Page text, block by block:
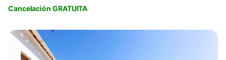
Cancelación GRATUITA